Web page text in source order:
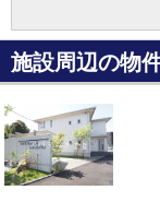
施設周辺の物